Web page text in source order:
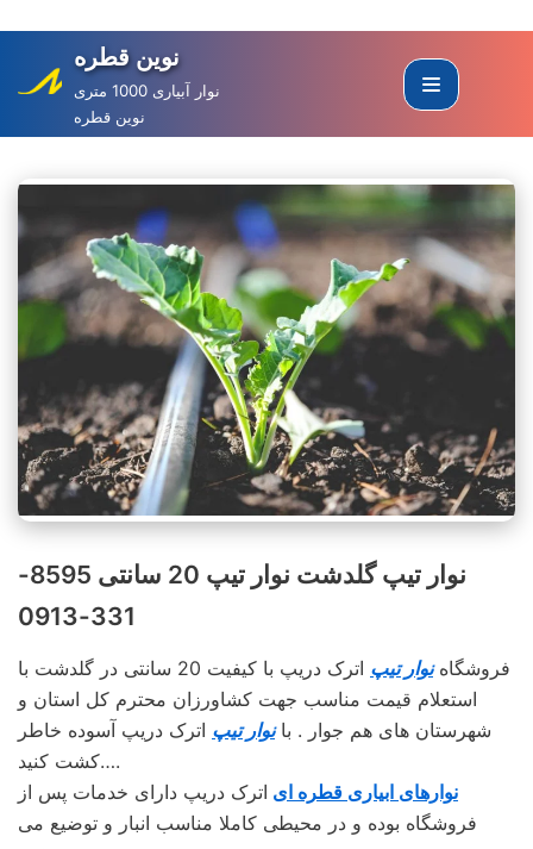
to
content
نوین قطره
نوار آبیاری 1000 متری
نوین قطره
نوار تیپ گلدشت نوار تیپ 20 سانتی 8595-
331-0913
فروشگاهنوار تیپ
اترک دریپ با کیفیت 20 سانتی در گلدشت با
استعلام قیمت مناسب جهت کشاورزان محترم کل استان و
شهرستان های هم جوار . بانوار تیپ اترک دریپ آسوده خاطر
کشت کنید….
نوارهای ابیاری قطره ای اترک دریپ دارای خدمات پس از
فروشگاه بوده و در محیطی کاملا مناسب انبار و توضیع می